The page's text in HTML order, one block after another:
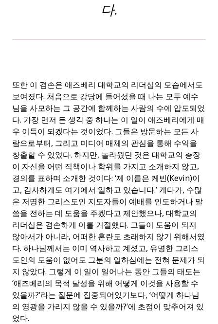
다.
또한 이 겸손은 애즈베리 대학교의 리더십의 모습에서도
보여졌다. 처음으로 강당에 들어섰을 때 나는 모두 예수
님을 사모하는 그 공간에 함께하는 사람의 수에 압도되었
다. 가장 먼저 든 생각 중 하나는 이 일이 애즈베리에게 매
우 이득이 되겠다는 것이었다. 그들은 방문하는 모든 사
람으로부터, 그리고 미디어 매체의 관심을 통해 수익을
창출할 수 있었다. 하지만, 놀라웠던 것은 대학교의 총장
이 자신을 어떤 직책이나 학위를 가지고 소개하지 않고,
경의를 표하며 소개한 것이다: ‘제 이름은 케빈(Kevin)이
고, 감사하게도 여기에서 일하고 있습니다.’ 게다가, 수많
은 저명한 그리스도인 지도자들이 예배를 인도하거나 말
씀을 전하는 데 도움을 주겠다고 제안했으나, 대학교의
리더십은 겸손하게 이를 거절했다. 그들이 도움이 되지
않아서가 아니라, 어떠한 혼란도 초래하지 않기 위해서였
다. 하나님께서는 이미 역사하고 계셨고, 유명한 그리스
도인의 도움이 없어도 그분의 일하심에는 전혀 문제가 되
지 않았다. 그렇게 이 일이 일어나는 동안 그들의 태도는
‘애즈베리의 목적 달성을 위해 어떻게 이것을 사용할 수
있을까?’라는 질문에 집중되어있기보다, ‘어떻게 하나님
의 영광을 가리지 않을 수 있을까?’에 초점이 맞추어져 있
었다.